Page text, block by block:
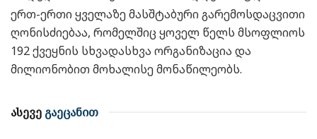
ერთ-ერთი ყველაზე მასშტაბური გარემოსდაცვითი
ღონისძიებაა, რომელშიც ყოველ წელს მსოფლიოს
192 ქვეყნის სხვადასხვა ორგანიზაცია და
მილიონობით მოხალისე მონაწილეობს.
ასევე გაეცანით